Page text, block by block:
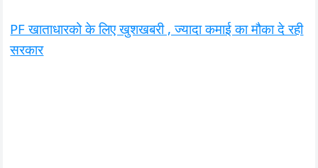
PF खाताधारको के लिए खुशखबरी , ज्यादा कमाई का मौका दे रही
सरकार